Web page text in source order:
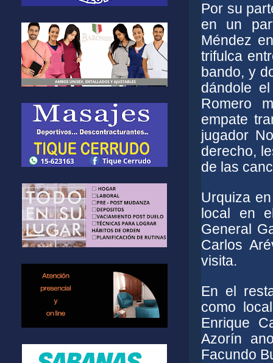
Por su
en un
Méndez
trifulca
bando, y
dándole
Romero
empate
jugador
derecho,
de las
Urquiza
local en
General
Carlos
visita.
En el
como
Enrique
Azorín
Facundo